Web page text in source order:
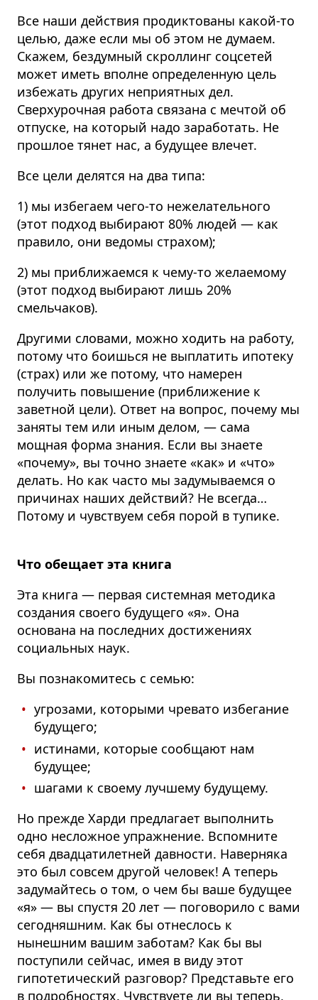
Все наши действия продиктованы какой-то
целью, даже если мы об этом не думаем.
Скажем, бездумный скроллинг соцсетей
может иметь вполне определенную цель
избежать других неприятных дел.
Сверхурочная работа связана с мечтой об
отпуске, на который надо заработать. Не
прошлое тянет нас, а будущее влечет.
Все цели делятся на два типа:
1) мы избегаем чего-то нежелательного
(этот подход выбирают 80% людей — как
правило, они ведомы страхом);
2) мы приближаемся к чему-то желаемому
(этот подход выбирают лишь 20%
смельчаков).
Другими словами, можно ходить на работу,
потому что боишься не выплатить ипотеку
(страх) или же потому, что намерен
получить повышение (приближение к
заветной цели). Ответ на вопрос, почему мы
заняты тем или иным делом, — сама
мощная форма знания. Если вы знаете
«почему», вы точно знаете «как» и «что»
делать. Но как часто мы задумываемся о
причинах наших действий? Не всегда…
Потому и чувствуем себя порой в тупике.
Что обещает эта книга
Эта книга — первая системная методика
создания своего будущего «я». Она
основана на последних достижениях
социальных наук.
Вы познакомитесь с семью:
угрозами, которыми чревато избегание
будущего;
истинами, которые сообщают нам
будущее;
шагами к своему лучшему будущему.
Но прежде Харди предлагает выполнить
одно несложное упражнение. Вспомните
себя двадцатилетней давности. Наверняка
это был совсем другой человек! А теперь
задумайтесь о том, о чем бы ваше будущее
«я» — вы спустя 20 лет — поговорило с вами
сегодняшним. Как бы отнеслось к
нынешним вашим заботам? Как бы вы
поступили сейчас, имея в виду этот
гипотетический разговор? Представьте его
в подробностях. Чувствуете ли вы теперь,